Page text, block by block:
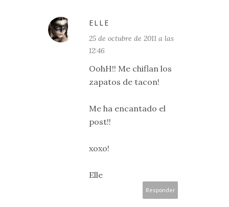
ELLE
25 de octubre de 2011 a las
12:46
OohH!! Me chiflan los
zapatos de tacon!
Me ha encantado el
post!!
xoxo!
Elle
Responder